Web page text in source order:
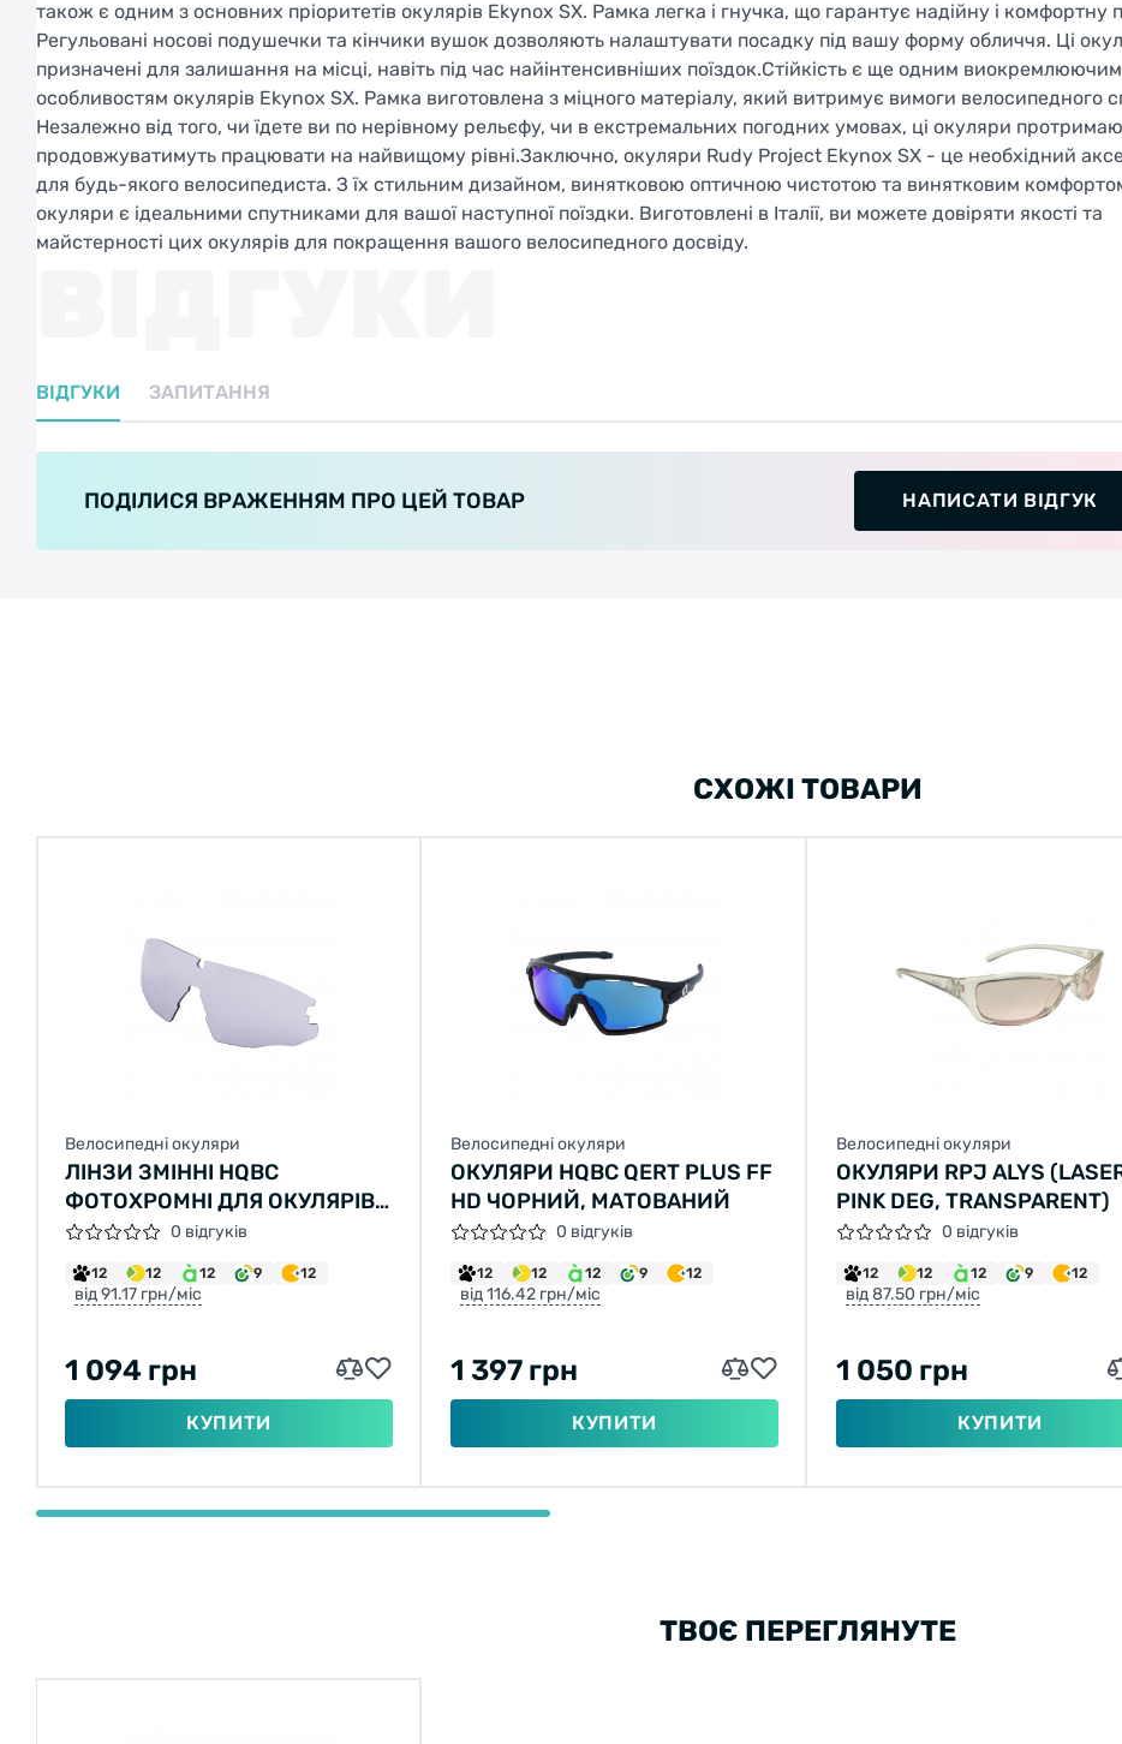
також є одним з основних пріоритетів окулярів Ekynox SX. Рамка легка і гнучка, що гарантує надійну і комфортну
Регульовані носові подушечки та кінчики вушок дозволяють налаштувати посадку під вашу форму обличчя. Ці
призначені для залишання на місці, навіть під час найінтенсивніших поїздок.Стійкість є ще одним виокремлюючим
особливостям окулярів Ekynox SX. Рамка виготовлена з міцного матеріалу, який витримує вимоги велосипедного
Незалежно від того, чи їдете ви по нерівному рельєфу, чи в екстремальних погодних умовах, ці окуляри
продовжуватимуть працювати на найвищому рівні.Заключно, окуляри Rudy Project Ekynox SX - це необхідний
для будь-якого велосипедиста. З їх стильним дизайном, винятковою оптичною чистотою та винятковим
окуляри є ідеальними спутниками для вашої наступної поїздки. Виготовлені в Італії, ви можете довіряти якості та
майстерності цих окулярів для покращення вашого велосипедного досвіду.
ВІДГУКИ ЗАПИТАННЯ
ПОДІЛИСЯ ВРАЖЕННЯМ ПРО ЦЕЙ ТОВАР НАПИСАТИ ВІДГУК
СХОЖІ ТОВАРИ
Велосипедні окуляри
ЛІНЗИ ЗМІННІ HQBC
ФОТОХРОМНІ ДЛЯ ОКУЛЯРІВ
QERT PLUS0 відгуків
12 12 12 9 12
від 91.17 грн/міс
1 094 грн
КУПИТИ
Велосипедні окуляри
ОКУЛЯРИ HQBC QERT PLUS FF
HD ЧОРНИЙ, МАТОВАНИЙ
0 відгуків
12 12 12 9 12
від 116.42 грн/міс
1 397 грн
КУПИТИ
Велосипедні окуляри
ОКУЛЯРИ RPJ ALYS
PINK DEG, TRANSPARENT)
0 відгуків
12 12 12 9 12
від 87.50 грн/міс
1 050 грн
КУПИТИ
ТВОЄ ПЕРЕГЛЯНУТЕ